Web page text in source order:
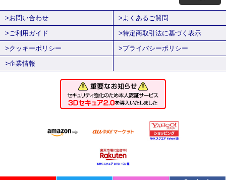
>お問い合わせ
>よくあるご質問
>ご利用ガイド
>特定商取引法に基づく表示
>クッキーポリシー
>プライバシーポリシー
>企業情報